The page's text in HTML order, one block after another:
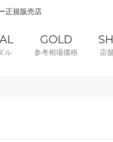
正規販売店
ル
GOLD
参考相場価格 店